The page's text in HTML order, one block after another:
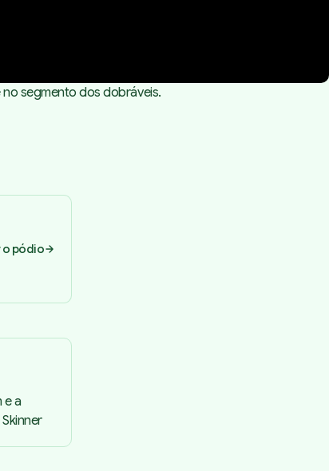
segmento dos dobráveis.
o pódio
e a